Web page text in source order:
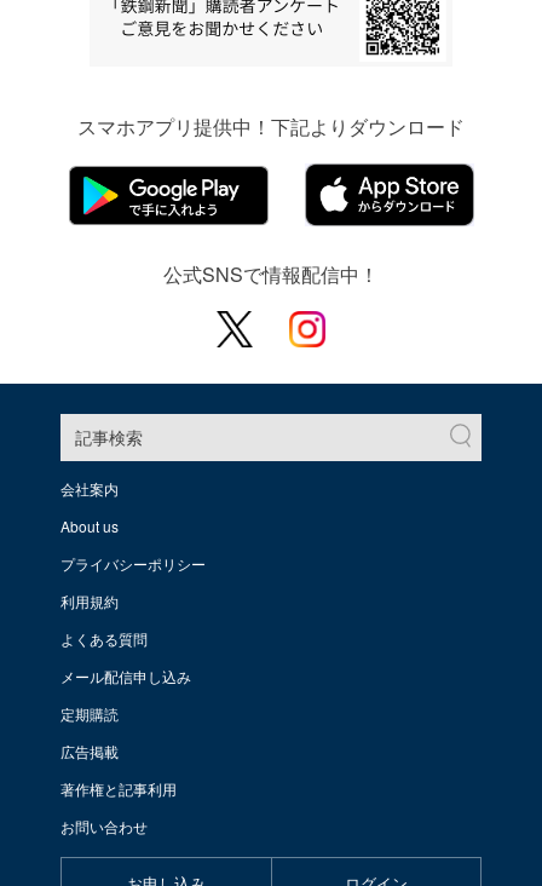
スマホアプリ提供中！下記よりダウンロード
公式SNSで情報配信中！
記事検索
会社案内
About us
プライバシーポリシー
利用規約
よくある質問
メール配信申し込み
定期購読
広告掲載
著作権と記事利用
お問い合わせ